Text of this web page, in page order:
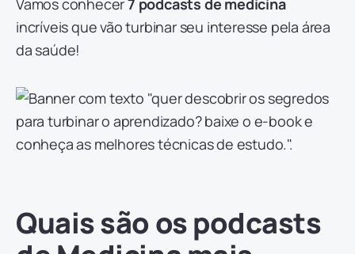
Vamos conhecer7 podcasts de medicina
incríveis que vão turbinar seu interesse pela área
da saúde!
Quais são os podcasts